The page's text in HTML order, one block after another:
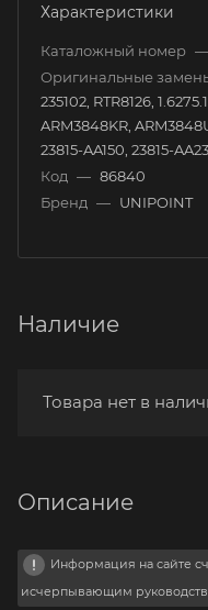
Характеристики
Каталожный номер —
Оригинальные
235102, RTR8126,
ARM3848KR,
23815-AA150, 23815-
Код — 86840
Бренд — UNIPOINT
Наличие
Товара нет в
Описание
Информация на сайте
исчерпывающим